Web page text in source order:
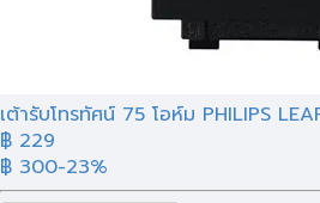
เต้ารับโทรทัศน์ 75 โอห์ม PHILIPS
฿ 229
฿ 300-23%